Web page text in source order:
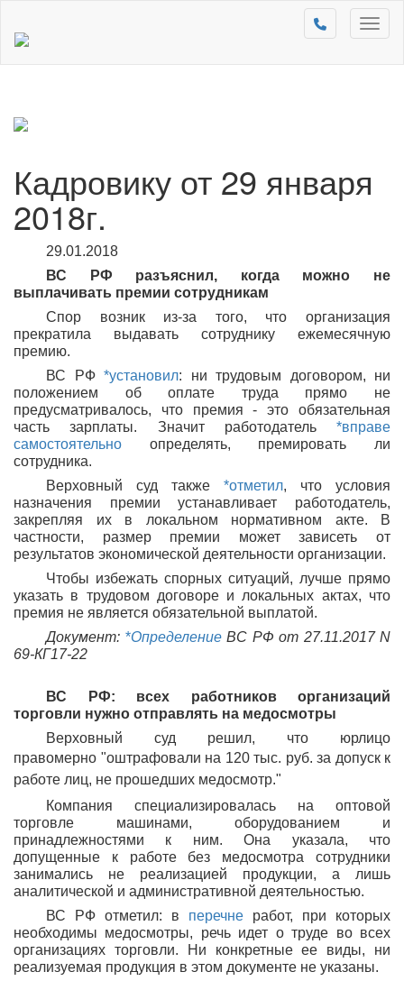
Кадровику от 29 января
2018г.
29.01.2018
ВС РФ разъяснил, когда можно не
выплачивать премии сотрудникам
Спор возник из-за того, что организация
прекратила выдавать сотруднику ежемесячную
премию.
ВС РФ*установил: ни трудовым договором, ни
положением об оплате труда прямо не
предусматривалось, что премия - это обязательная
часть зарплаты. Значит работодатель *вправе
самостоятельно определять, премировать ли
сотрудника.
Верховный суд также*отметил, что условия
назначения премии устанавливает работодатель,
закрепляя их в локальном нормативном акте. В
частности, размер премии может зависеть от
результатов экономической деятельности организации.
Чтобы избежать спорных ситуаций, лучше прямо
указать в трудовом договоре и локальных актах, что
премия не является обязательной выплатой.
Документ: *ОпределениеВС РФ от 27.11.2017 N
69-КГ17-22
ВС РФ: всех работников организаций
торговли нужно отправлять на медосмотры
Верховный суд решил, что юрлицо
правомерно
оштрафовали на 120 тыс. руб. за допуск к
работе лиц, не прошедших медосмотр.
Компания специализировалась на оптовой
торговле машинами, оборудованием и
принадлежностями к ним. Она указала, что
допущенные к работе без медосмотра сотрудники
занимались не реализацией продукции, а лишь
аналитической и административной деятельностью.
ВС РФ отметил: в перечне работ, при которых
необходимы медосмотры, речь идет о труде во всех
организациях торговли. Ни конкретные ее виды, ни
реализуемая продукция в этом документе не указаны.